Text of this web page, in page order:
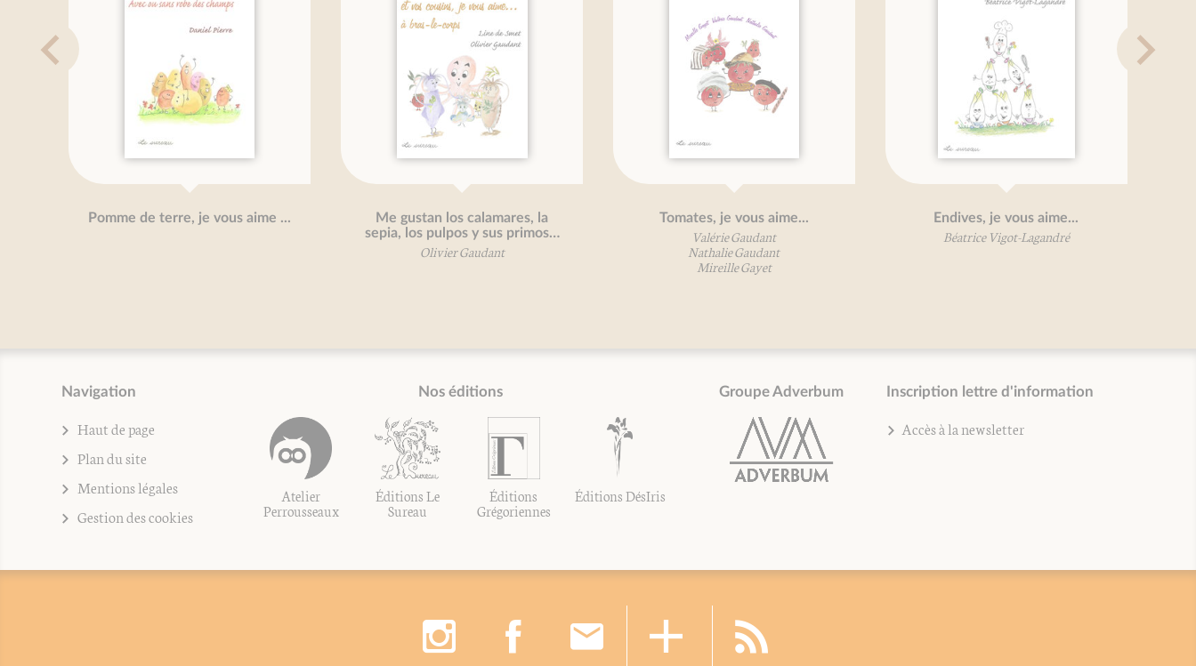
Pomme de terre, je vous aime ...
Me gustan los calamares, la
sepia, los pulpos y sus primos…
Olivier Gaudant
Tomates, je vous aime...
Valérie Gaudant
Nathalie Gaudant
Mireille Gayet
Endives, je vous aime...
Béatrice Vigot-Lagandré
Navigation
Haut de page
Plan du site
Mentions légales
Gestion des cookies
Nos éditions
Atelier
Perrousseaux
Éditions Le
Sureau
Éditions
Grégoriennes
Éditions DésIris
Groupe Adverbum Inscription lettre d'information
Accès à la newsletter